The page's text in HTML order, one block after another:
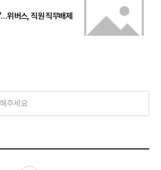
위버스, 직원 직무배제
주세요